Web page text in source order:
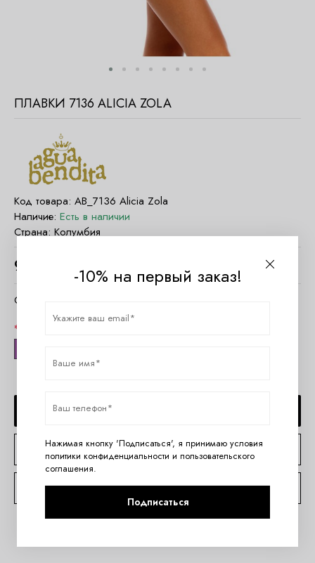
ПЛАВКИ 7136 ALICIA ZOLA
Код товара: AB_7136 Alicia Zola
Наличие: Есть в наличии
Страна: Колумбия
9780
Очистить параметры
ДОБАВИТЬ В КОРЗИНУ
КУПИТЬ В 1 КЛИК
КОНСУЛЬТАЦИЯ ПО TELEGRAM
-10% на первый заказ!
Нажимая кнопку 'Подписаться', я принимаю условия
политики конфиденциальности и пользовательского
соглашения.
Подписаться